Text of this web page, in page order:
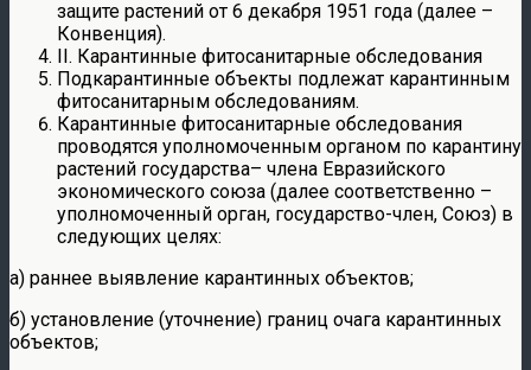
защите растений от 6 декабря 1951 года (далее –
Конвенция).
II. Карантинные фитосанитарные обследования
Подкарантинные объекты подлежат карантинным
фитосанитарным обследованиям.
Карантинные фитосанитарные обследования
проводятся уполномоченным органом по карантину
растений государства– члена Евразийского
экономического союза (далее соответственно –
уполномоченный орган, государство-член, Союз) в
следующих целях:
а) раннее выявление карантинных объектов;
б) установление (уточнение) границ очага карантинных
объектов;